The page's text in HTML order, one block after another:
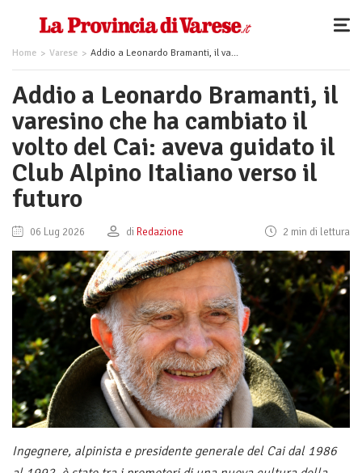
Home Varese Addio a Leonardo Bramanti, il varesino che ha cambiato il volto del Cai: aveva guidato il Club Alpino Italiano verso il futuro
Addio a Leonardo Bramanti, il
varesino che ha cambiato il
volto del Cai: aveva guidato il
Club Alpino Italiano verso il
futuro
06 Lug 2026 di Redazione 2 min di lettura
Ingegnere, alpinista e presidente generale del Cai dal 1986